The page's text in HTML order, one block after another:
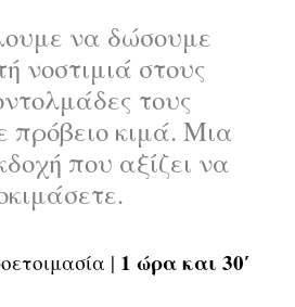
να δώσουμε
νοστιμιά στους
τους
πρόβειο κιμά. Μια
που αξίζει να
| 1 ώρα και 30′